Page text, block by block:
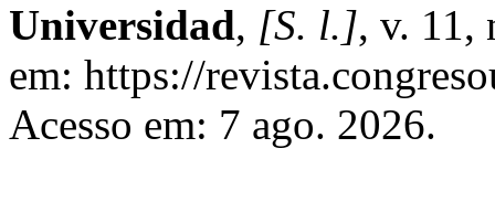
Universidad, [S. l.], v. 11,
em: https://
Acesso em: 7 ago. 2026.